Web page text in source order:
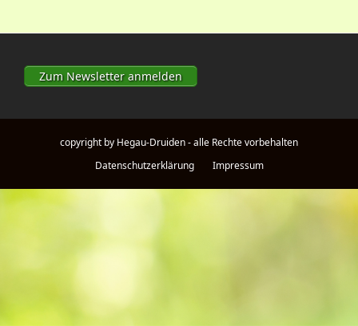
Zum Newsletter anmelden
copyright by Hegau-Druiden - alle Rechte vorbehalten
Datenschutzerklärung
Impressum